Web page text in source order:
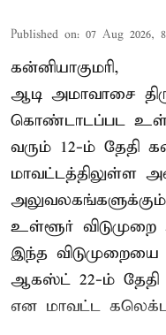
Published on: 07 Aug 2026,
கன்னியாகுமரி,
ஆடி அமாவாசை
கொண்டாடப்பட
வரும் 12-ம் தேதி
மாவட்டத்திலுள்ள
உள்ளூர் விடுமுறை
இந்த விடுமுறையை
ஆகஸ்ட் 22-ம் தேதி
என மாவட்ட